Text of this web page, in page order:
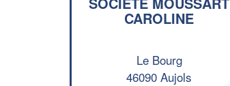
CAROLINE
Le Bourg
46090 Aujols